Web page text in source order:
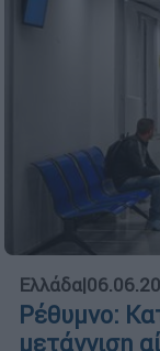
Ελλάδα|
Ρέθυμνο:
μετάγγιση